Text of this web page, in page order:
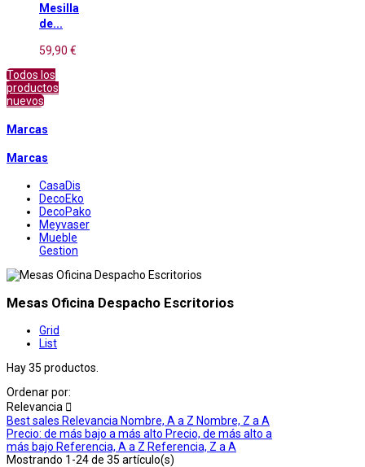
Mesilla
de...
59,90 €
Todos los
productos
nuevos
Marcas
Marcas
CasaDis
DecoEko
DecoPako
Meyvaser
Mueble
Gestion
Mesas Oficina Despacho Escritorios
Grid
List
Hay 35 productos.
Ordenar por:
Relevancia 
Best sales Relevancia Nombre, A a Z Nombre, Z a A
Precio: de más bajo a más alto Precio, de más alto a
más bajo Referencia, A a Z Referencia, Z a A
Mostrando 1-24 de 35 artículo(s)